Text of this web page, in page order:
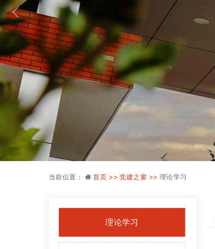
当前位置： 首页 >> 党建之窗 >> 理论学习
理论学习